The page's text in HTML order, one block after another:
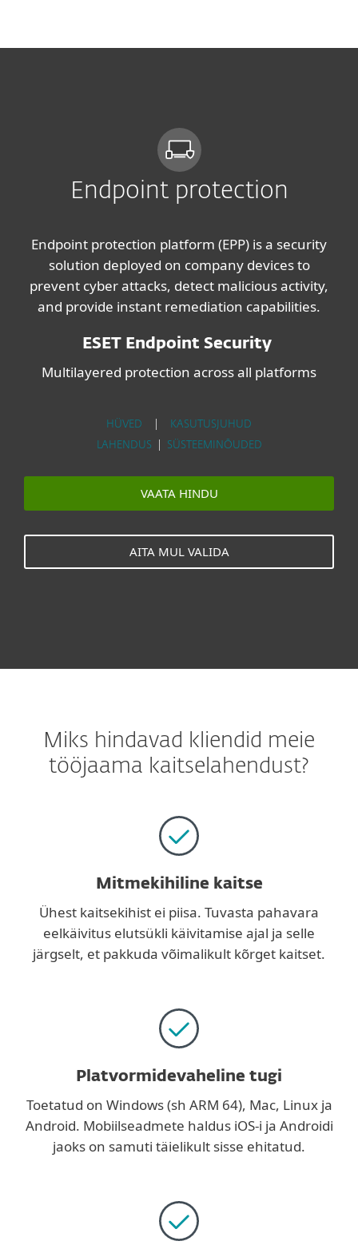
Endpoint protection
Endpoint protection platform (EPP) is a security
solution deployed on company devices to
prevent cyber attacks, detect malicious activity,
and provide instant remediation capabilities.
ESET Endpoint Security
Multilayered protection across all platforms
HÜVED
KASUTUSJUHUD
LAHENDUS
SÜSTEEMINÕUDED
VAATA HINDU
AITA MUL VALIDA
Miks hindavad kliendid meie
tööjaama kaitselahendust?
Mitmekihiline kaitse
Ühest kaitsekihist ei piisa. Tuvasta pahavara
eelkäivitus elutsükli käivitamise ajal ja selle
järgselt, et pakkuda võimalikult kõrget kaitset.
Platvormidevaheline tugi
Toetatud on Windows (sh ARM 64), Mac, Linux ja
Android. Mobiilseadmete haldus iOS-i ja Androidi
jaoks on samuti täielikult sisse ehitatud.